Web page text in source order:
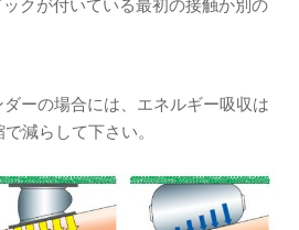
クが付いている最初の接触か別の
ーの場合には、エネルギー吸収は
減らして下さい。